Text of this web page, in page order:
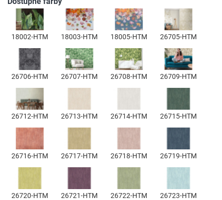
18002-HTM 18003-HTM 18005-HTM 26705-HTM
26706-HTM 26707-HTM 26708-HTM 26709-HTM
26712-HTM 26713-HTM 26714-HTM 26715-HTM
26716-HTM 26717-HTM 26718-HTM 26719-HTM
26720-HTM 26721-HTM 26722-HTM 26723-HTM